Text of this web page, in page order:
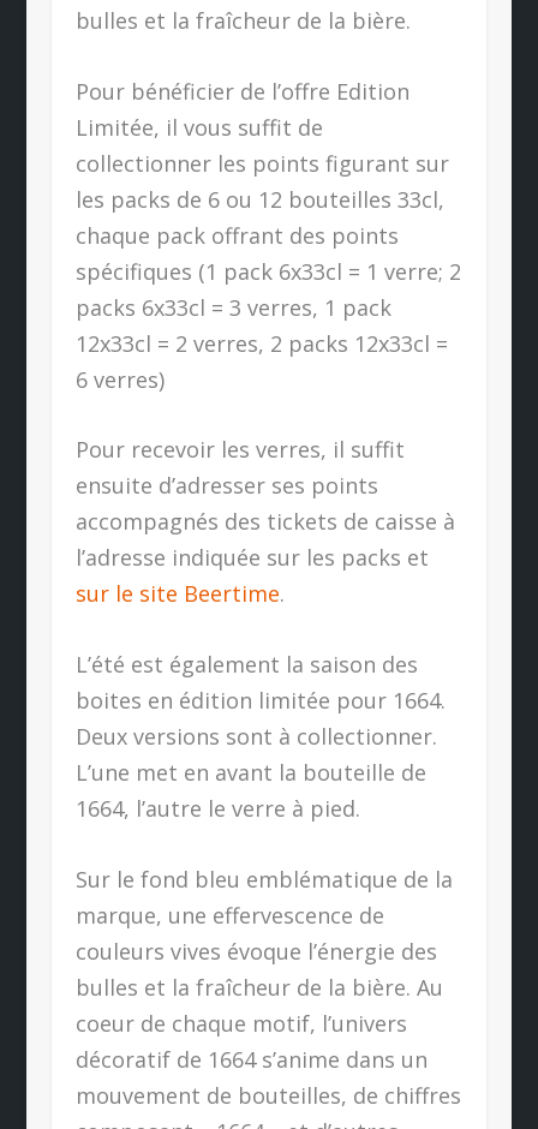
bulles et la fraîcheur de la bière.
Pour bénéficier de l’offre Edition
Limitée, il vous suffit de
collectionner les points figurant sur
les packs de 6 ou 12 bouteilles 33cl,
chaque pack offrant des points
spécifiques (1 pack 6x33cl = 1 verre; 2
packs 6x33cl = 3 verres, 1 pack
12x33cl = 2 verres, 2 packs 12x33cl =
6 verres)
Pour recevoir les verres, il suffit
ensuite d’adresser ses points
accompagnés des tickets de caisse à
l’adresse indiquée sur les packs et
sur le site Beertime.
L’été est également la saison des
boites en édition limitée pour 1664.
Deux versions sont à collectionner.
L’une met en avant la bouteille de
1664, l’autre le verre à pied.
Sur le fond bleu emblématique de la
marque, une effervescence de
couleurs vives évoque l’énergie des
bulles et la fraîcheur de la bière. Au
coeur de chaque motif, l’univers
décoratif de 1664 s’anime dans un
mouvement de bouteilles, de chiffres